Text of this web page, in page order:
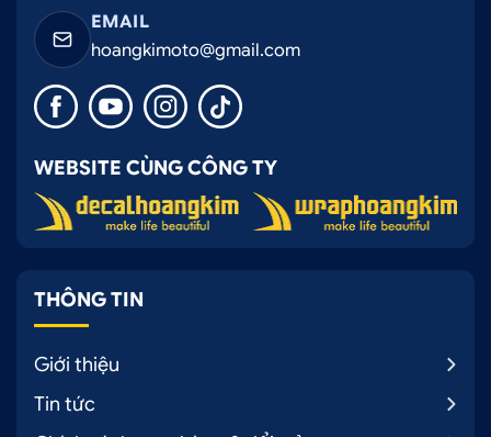
EMAIL
hoangkimoto@gmail.com
WEBSITE CÙNG CÔNG TY
THÔNG TIN
Giới thiệu
Tin tức